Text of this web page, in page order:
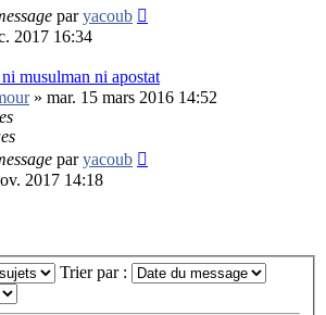
paryacoub
2017 16:34
musulman ni apostat
» mar. 15 mars 2016 14:52
paryacoub
2017 14:18
Trier par :